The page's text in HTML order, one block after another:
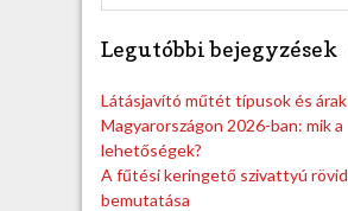
Legutóbbi bejegyzések
Látásjavító műtét típusok és árak
Magyarországon 2026-ban: mik a
lehetőségek?
A fűtési keringető szivattyú rövid
bemutatása